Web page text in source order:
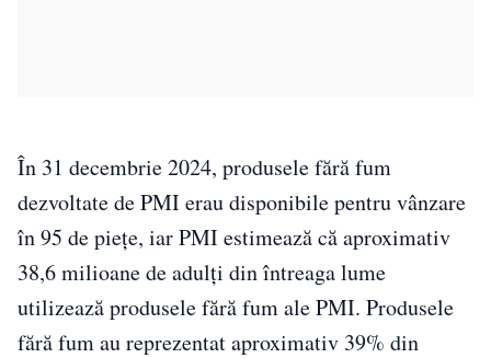
În 31 decembrie 2024, produsele fără fum
dezvoltate de PMI erau disponibile pentru vânzare
în 95 de piețe, iar PMI estimează că aproximativ
38,6 milioane de adulți din întreaga lume
utilizează produsele fără fum ale PMI. Produsele
fără fum au reprezentat aproximativ 39% din